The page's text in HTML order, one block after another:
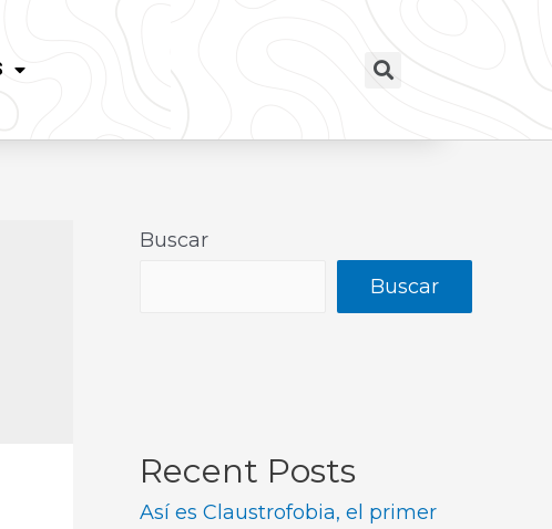
Buscar
Buscar
Recent Posts
Así es Claustrofobia, el primer